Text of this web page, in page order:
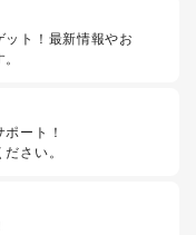
ット！最新情報やお
ート！
さい。